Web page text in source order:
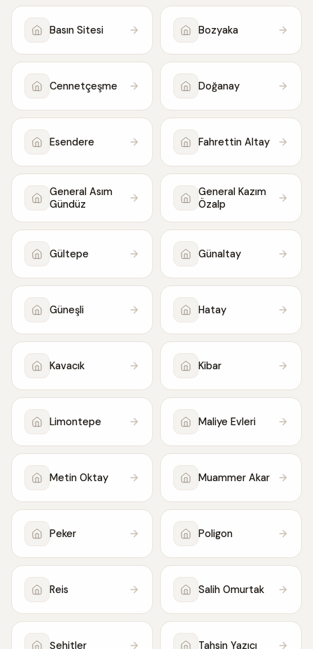
Basın Sitesi Bozyaka
Cennetçeşme Doğanay
Esendere Fahrettin Altay
General Asım
Gündüz
General Kazım
Özalp
Gültepe Günaltay
Güneşli Hatay
Kavacık Kibar
Limontepe Maliye Evleri
Metin Oktay Muammer Akar
Peker Poligon
Reis Salih Omurtak
Şehitler Tahsin Yazıcı